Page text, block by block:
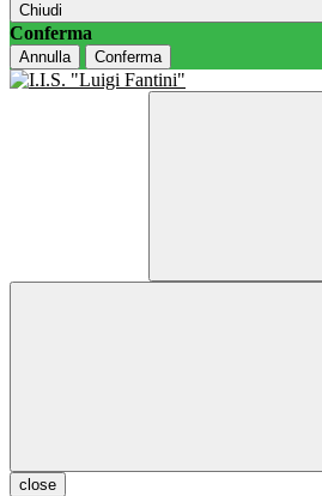
Chiudi
Conferma
Annulla Conferma
close